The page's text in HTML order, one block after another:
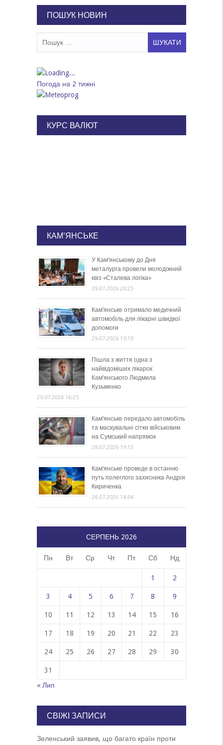
ПОШУК НОВИН
Погода на 2 тижні
КУРС ВАЛЮТ
КАМ'ЯНСЬКЕ
У Кам’янському до Дня
металурга провели молодіжний
квіз «Сталева логіка»
29.07.2026 20:25
Кам’янське отримало медичний
автомобіль для лікарні швидкої
допомоги
29.07.2026 19:19
Пішла з життя одна з
найвідоміших лікарок
Кам’янського Людмила
Кузьменко
29.07.2026 16:25
Кам’янське передало автомобіль
та маскувальні сітки військовим
на Сумський напрямок
28.07.2026 19:12
Кам’янське проведе в останню
путь полеглого захисника Андрія
Кириченка
28.07.2026 14:04
СЕРПЕНЬ 2026
Пн Вт Ср Чт Пт Сб Нд
1 2
3 4 5 6 7 8 9
10 11 12 13 14 15 16
17 18 19 20 21 22 23
24 25 26 27 28 29 30
31
« Лип
СВІЖІ ЗАПИСИ
Зеленський заявив, що багато країн проти